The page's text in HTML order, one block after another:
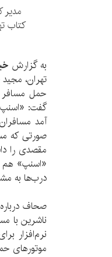
مدیر
کتاب
به گزارش
تهران،
حمل مسافر
گفت:
آمد
صورتی که
مقصدی را
«اسنپ» هم
درب‌ها به
صحاف
ناشرین با
نرم‌افزار
موتورهای